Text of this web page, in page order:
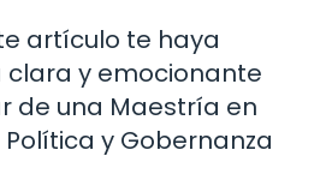
artículo te haya
y emocionante
de una Maestría en
y Gobernanza